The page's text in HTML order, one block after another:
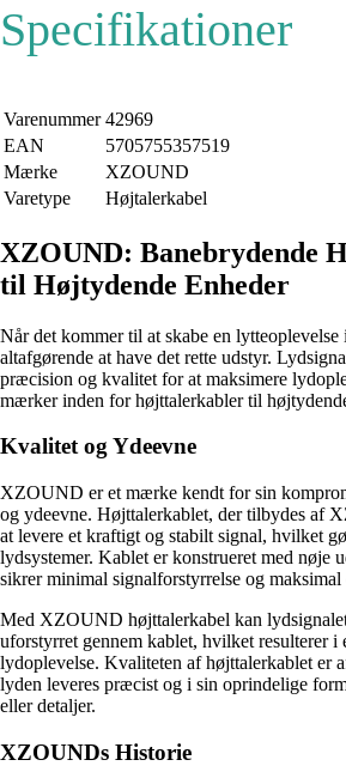
Specifikationer
Varenummer 42969
EAN
5705755357519
Mærke
XZOUND
Varetype
Højtalerkabel
XZOUND: Banebrydende
til Højtydende Enheder
Når det kommer til at skabe en lytteoplevelse
altafgørende at have det rette udstyr.
præcision og kvalitet for at maksimere
mærker inden for højttalerkabler til
Kvalitet og Ydeevne
XZOUND er et mærke kendt for sin
og ydeevne. Højttalerkablet, der tilbydes af
at levere et kraftigt og stabilt signal, hvilket
lydsystemer. Kablet er konstrueret med nøje
sikrer minimal signalforstyrrelse og
Med XZOUND højttalerkabel kan
uforstyrret gennem kablet, hvilket resulterer i
lydoplevelse. Kvaliteten af ​​højttalerkablet er
lyden leveres præcist og i sin oprindelige
eller detaljer.
XZOUNDs Historie